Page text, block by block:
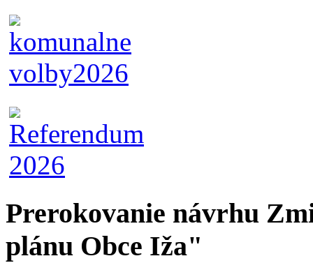
Prerokovanie návrhu
plánu Obce Iža"